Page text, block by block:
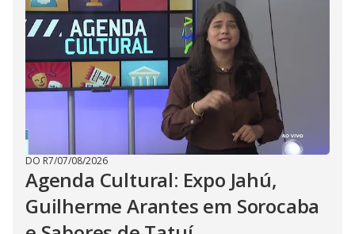
DO R7/07/08/2026
Agenda Cultural: Expo Jahú,
Guilherme Arantes em Sorocaba